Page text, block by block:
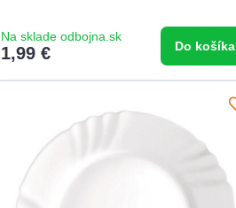
Na sklade odbojna.sk
1,99 € Do košíka